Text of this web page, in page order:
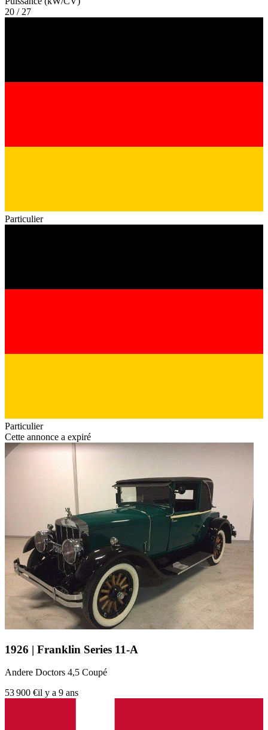
20 / 27
Particulier
Particulier
Cette annonce a expiré
1926 | Franklin Series 11-A
Andere Doctors 4,5 Coupé
53 900 €il y a 9 ans